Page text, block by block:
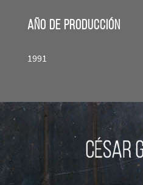
año de producción
1991